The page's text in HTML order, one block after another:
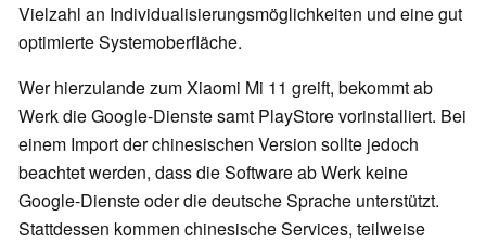
Vielzahl an Individualisierungsmöglichkeiten und eine gut
optimierte Systemoberfläche.
Wer hierzulande zum Xiaomi Mi 11 greift, bekommt ab
Werk die Google-Dienste samt PlayStore vorinstalliert. Bei
einem Import der chinesischen Version sollte jedoch
beachtet werden, dass die Software ab Werk keine
Google-Dienste oder die deutsche Sprache unterstützt.
Stattdessen kommen chinesische Services, teilweise